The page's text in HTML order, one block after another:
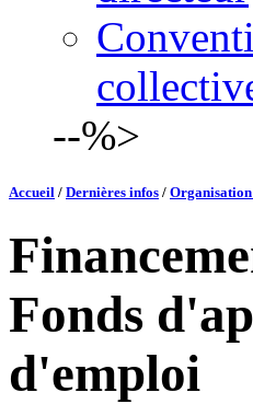
--%>
Accueil / Dernières infos / Organisation
Fonds
d'emploi